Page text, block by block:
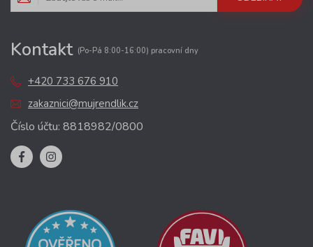
Kontakt (Po-Pá 8:00-16:00) pracovní dny
+420 733 676 910
zakaznici@mujrendlik.cz
Číslo účtu: 8818982/0800